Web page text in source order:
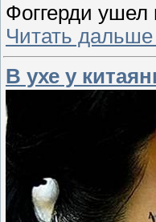
Фоггерди ушел
Читать
В ухе у